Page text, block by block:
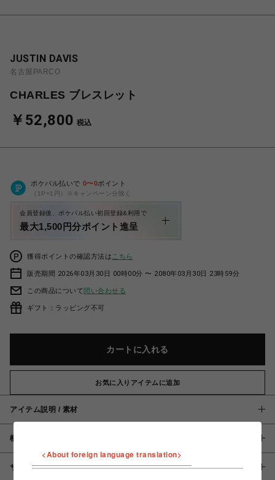
JUSTIN DAVIS
名古屋PARCO
CHARLES ブレスレット
￥52,800 税込
ポケパル払いで 0〜0ポイント
（1P=1円）※キャンペーン分除く
会員登録後、ポケパル払い初回登録&利用で
最大1,500円分ポイント進呈
獲得ポイントの確認方法は こちら
販売期間 2026年03月30日 00時00分 〜 2080年03月30日 23時59分
この商品について問い合わせる
ギフト：ラッピング不可
カートに入れる
お気に入りアイテムに追加
アイテム説明 / 素材
概要
サイズ
<About foreign language translation>